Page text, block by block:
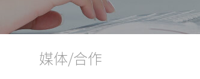
媒体/合作